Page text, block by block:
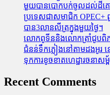
មួយបានបោកបក់ចូលដល់ដីគ
ប្រទេសជាសមាជិក OPEC+​
បាន3លានលីត្រក្នុងមួយថ្ងៃ។
លោកពូទីននិងលោកត្រាំជូបពិភា
ជំនន់​ទឹកភ្លៀង​នៅ​តាម​ដង
ទុក​ការ​ខូចខាត​ហេដ្ឋារចនាសម្
Recent Comments